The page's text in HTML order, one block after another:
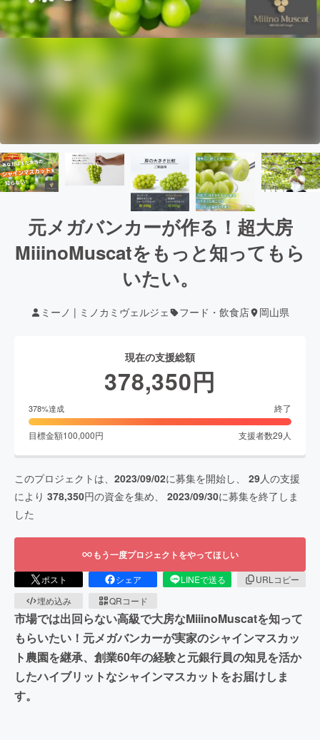
元メガバンカーが作る！超大房
MiiinoMuscatをもっと知ってもら
いたい。
ミーノ | ミノカミヴェルジェ フード・飲食店 岡山県
現在の支援総額
378,350円
378%達成 終了
目標金額100,000円 支援者数29 人
このプロジェクトは、 2023/09/02に募集を開始し、 29人の支援
により 378,350円の資金を集め、 2023/09/30に募集を終了しま
した
もう一度プロジェクトをやってほしい
ポスト シェア LINEで送る
URLコピー
埋め込み
QRコード
市場では出回らない高級で大房なMiiinoMuscatを知って
もらいたい！元メガバンカーが実家のシャインマスカッ
ト農園を継承、創業60年の経験と元銀行員の知見を活か
したハイブリットなシャインマスカットをお届けしま
す。